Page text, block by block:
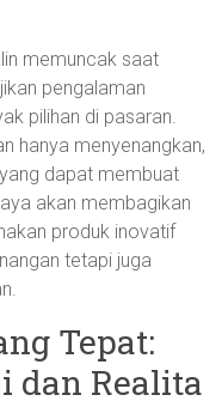
memuncak saat
pengalaman
pilihan di pasaran.
hanya menyenangkan,
dapat membuat
akan membagikan
produk inovatif
tetapi juga
Tepat:
dan Realita